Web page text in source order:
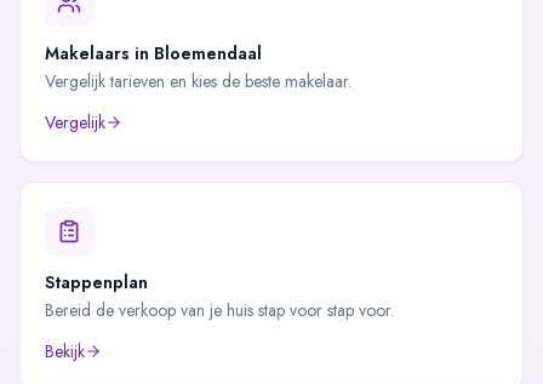
Makelaars in Bloemendaal
Vergelijk tarieven en kies de beste makelaar.
Vergelijk
Stappenplan
Bereid de verkoop van je huis stap voor stap voor.
Bekijk